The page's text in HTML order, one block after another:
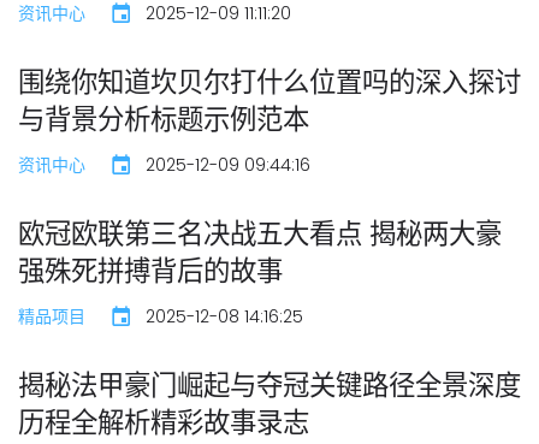
资讯中心 2025-12-09 11:11:20
围绕你知道坎贝尔打什么位置吗的深入探讨
与背景分析标题示例范本
资讯中心 2025-12-09 09:44:16
欧冠欧联第三名决战五大看点 揭秘两大豪
强殊死拼搏背后的故事
精品项目 2025-12-08 14:16:25
揭秘法甲豪门崛起与夺冠关键路径全景深度
历程全解析精彩故事录志